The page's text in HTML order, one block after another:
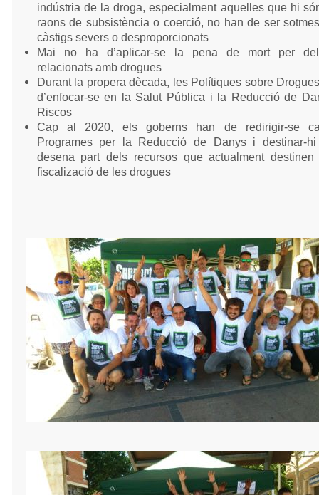
indústria de la droga, especialment aquelles que hi
raons de subsistència o coerció, no han de ser
càstigs severs o desproporcionats
Mai no ha d’aplicar-se la pena de mort per
relacionats amb drogues
Durant la propera dècada, les Polítiques sobre
d’enfocar-se en la Salut Pública i la Reducció de
Riscos
Cap al 2020, els goberns han de redirigir-se
Programes per la Reducció de Danys i destinar-
desena part dels recursos que actualment
fiscalizació de les drogues